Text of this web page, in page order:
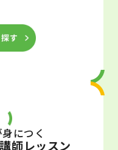
につく
講師レッスン